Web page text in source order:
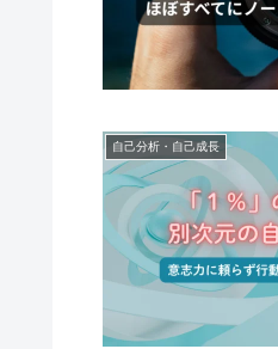
自己分析・自己成長